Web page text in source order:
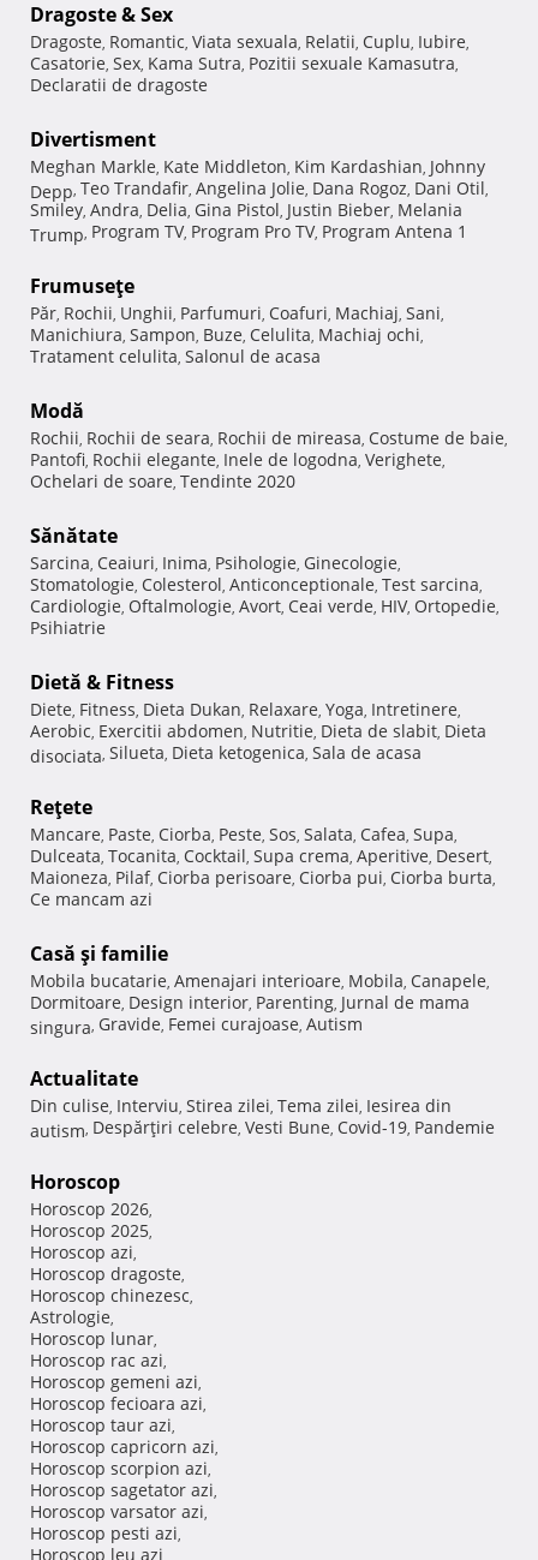
Dragoste & Sex
Dragoste, Romantic, Viata sexuala, Relatii, Cuplu, Iubire,
Casatorie, Sex, Kama Sutra, Pozitii sexuale Kamasutra,
Declaratii de dragoste
Divertisment
Meghan Markle, Kate Middleton, Kim Kardashian, Johnny
Depp, Teo Trandafir, Angelina Jolie, Dana Rogoz, Dani Otil,
Smiley, Andra, Delia, Gina Pistol, Justin Bieber, Melania
Trump, Program TV, Program Pro TV, Program Antena 1
Frumuseţe
Păr, Rochii, Unghii, Parfumuri, Coafuri, Machiaj, Sani,
Manichiura, Sampon, Buze, Celulita, Machiaj ochi,
Tratament celulita, Salonul de acasa
Modă
Rochii, Rochii de seara, Rochii de mireasa, Costume de baie,
Pantofi, Rochii elegante, Inele de logodna, Verighete,
Ochelari de soare, Tendinte 2020
Sănătate
Sarcina, Ceaiuri, Inima, Psihologie, Ginecologie,
Stomatologie, Colesterol, Anticonceptionale, Test sarcina,
Cardiologie, Oftalmologie, Avort, Ceai verde, HIV, Ortopedie,
Psihiatrie
Dietă & Fitness
Diete, Fitness, Dieta Dukan, Relaxare, Yoga, Intretinere,
Aerobic, Exercitii abdomen, Nutritie, Dieta de slabit, Dieta
disociata, Silueta, Dieta ketogenica, Sala de acasa
Reţete
Mancare, Paste, Ciorba, Peste, Sos, Salata, Cafea, Supa,
Dulceata, Tocanita, Cocktail, Supa crema, Aperitive, Desert,
Maioneza, Pilaf, Ciorba perisoare, Ciorba pui, Ciorba burta,
Ce mancam azi
Casă şi familie
Mobila bucatarie, Amenajari interioare, Mobila, Canapele,
Dormitoare, Design interior, Parenting, Jurnal de mama
singura, Gravide, Femei curajoase, Autism
Actualitate
Din culise, Interviu, Stirea zilei, Tema zilei, Iesirea din
autism, Despărţiri celebre, Vesti Bune, Covid-19, Pandemie
Horoscop
Horoscop 2026,
Horoscop 2025,
Horoscop azi,
Horoscop dragoste,
Horoscop chinezesc,
Astrologie,
Horoscop lunar,
Horoscop rac azi,
Horoscop gemeni azi,
Horoscop fecioara azi,
Horoscop taur azi,
Horoscop capricorn azi,
Horoscop scorpion azi,
Horoscop sagetator azi,
Horoscop varsator azi,
Horoscop pesti azi,
Horoscop leu azi